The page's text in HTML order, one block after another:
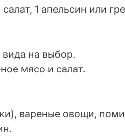
1 апельсин или
на выбор.
мясо и салат.
вареные овощи,